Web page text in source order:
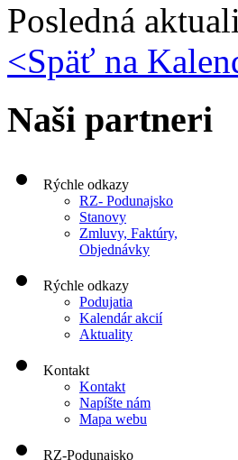
Posledná
<Späť na
Naši partneri
Rýchle odkazy
RZ- Podunajsko
Stanovy
Zmluvy, Faktúry,
Objednávky
Rýchle odkazy
Podujatia
Kalendár akcií
Aktuality
Kontakt
Kontakt
Napíšte nám
Mapa webu
RZ-Podunajsko